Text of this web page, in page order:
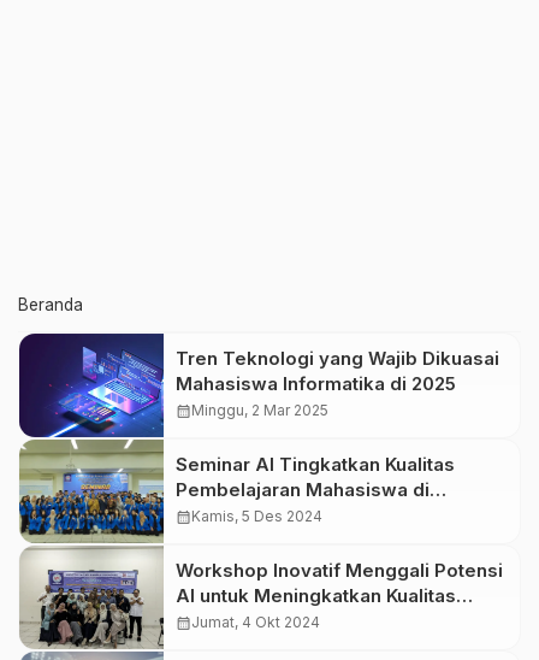
Beranda
Tren Teknologi yang Wajib Dikuasai
Mahasiswa Informatika di 2025
calendar_monthMinggu, 2 Mar 2025
Seminar AI Tingkatkan Kualitas
Pembelajaran Mahasiswa di
Sukabumi
calendar_monthKamis, 5 Des 2024
Workshop Inovatif Menggali Potensi
AI untuk Meningkatkan Kualitas
Proposal Hibah Penelitian dan PKM
calendar_monthJumat, 4 Okt 2024